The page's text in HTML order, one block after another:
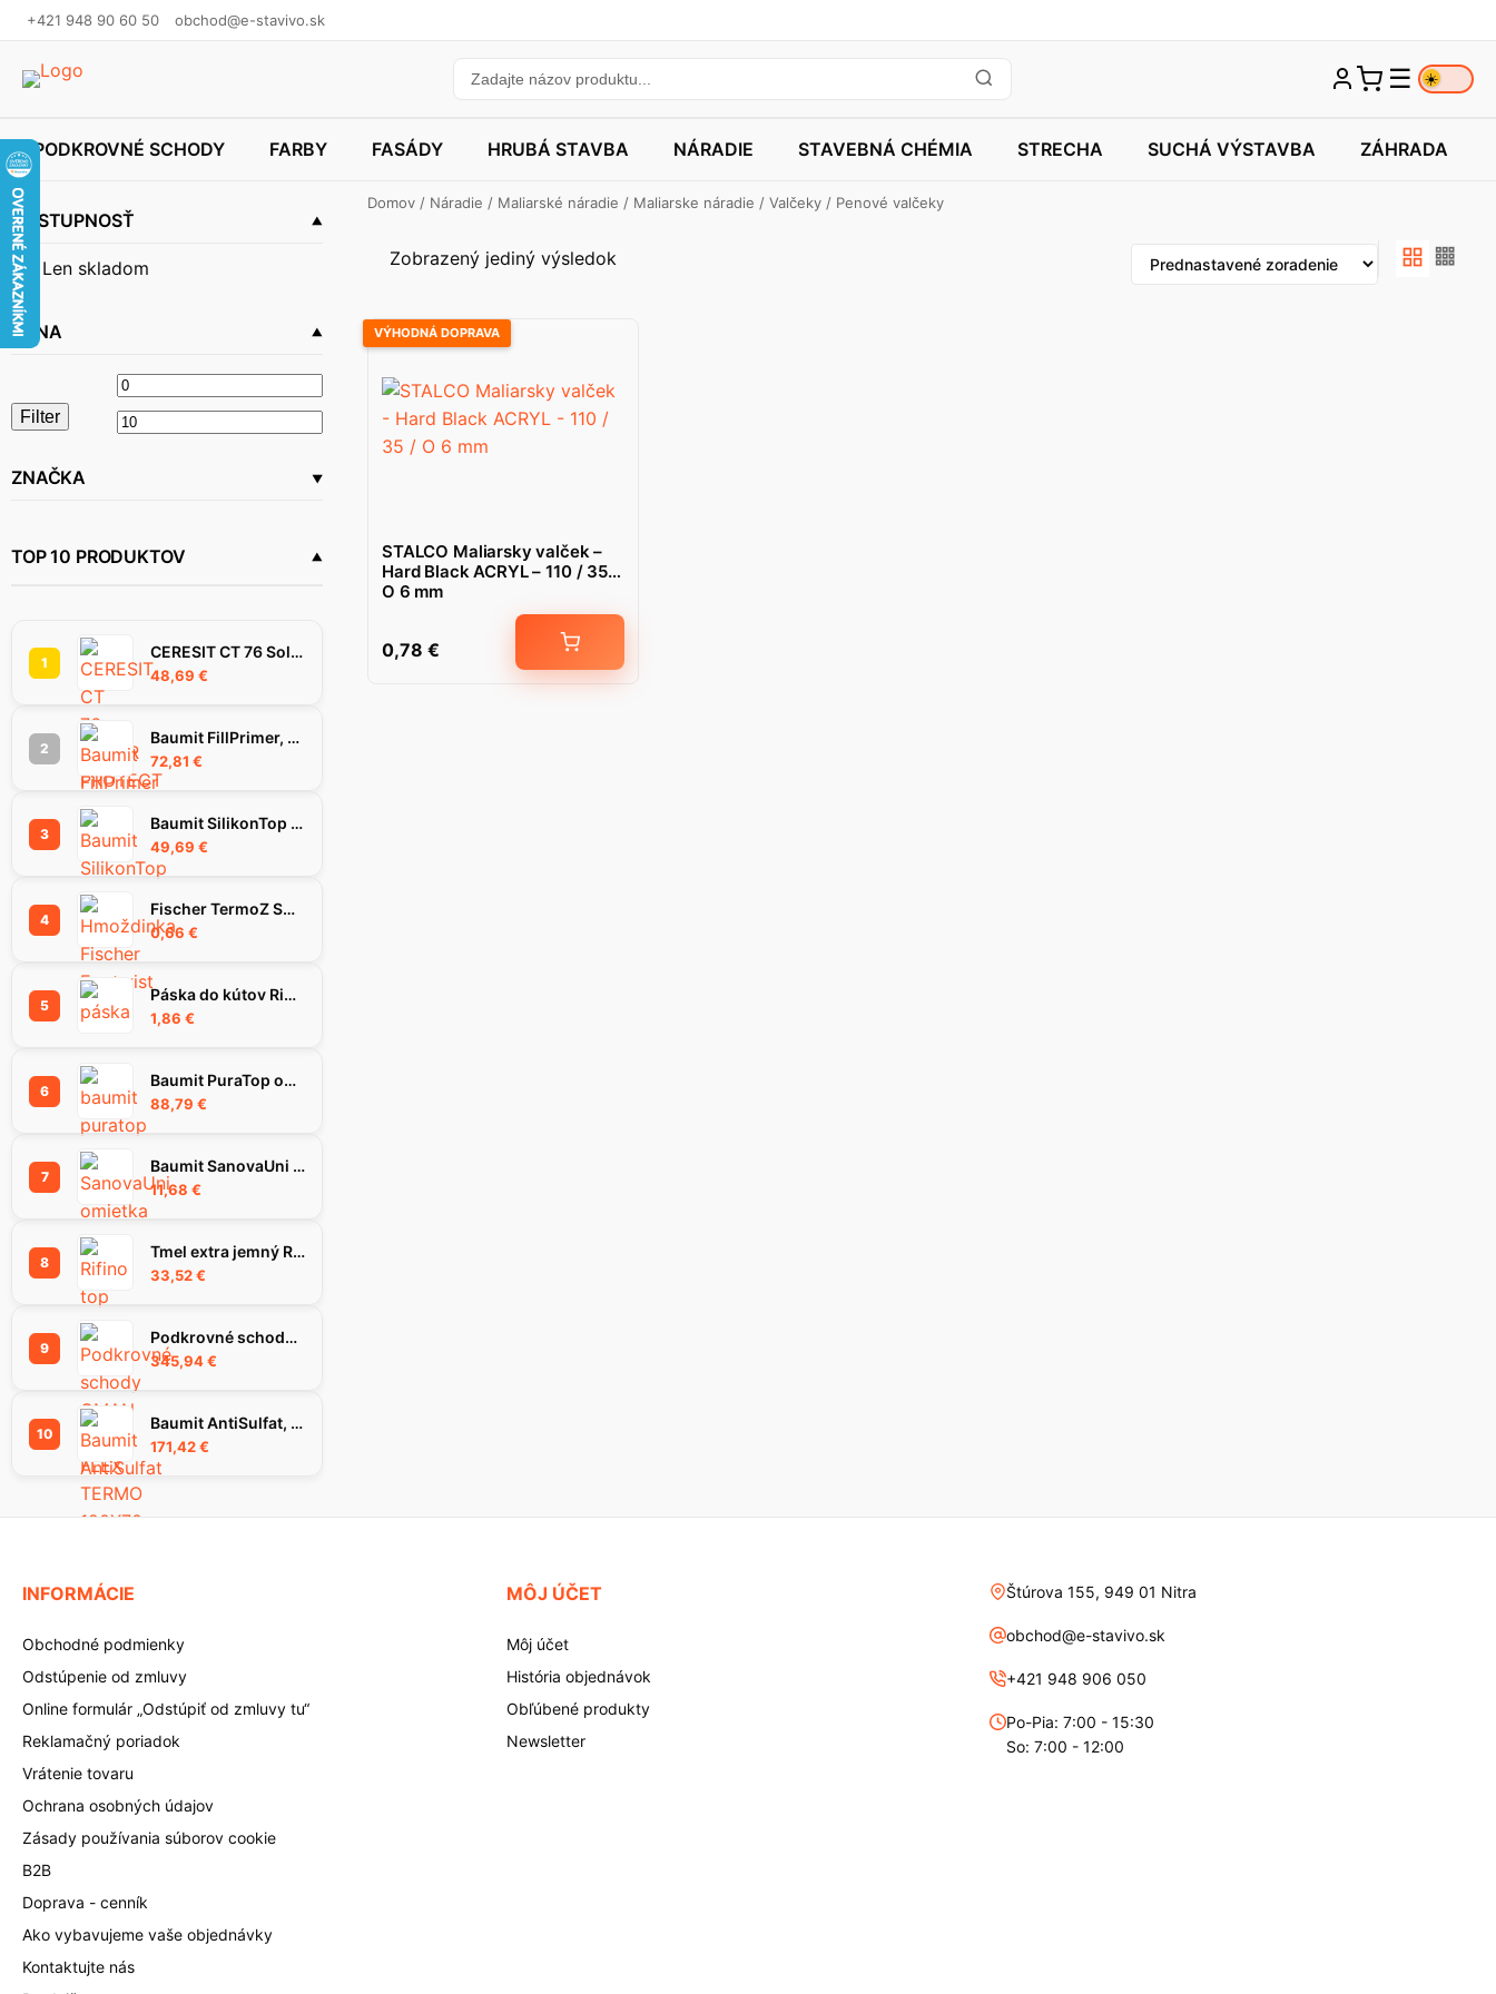
+421 948 90 60 50 obchod@e-stavivo.sk
☰ ☀️
PODKROVNÉ SCHODY FARBY FASÁDY HRUBÁ STAVBA NÁRADIE STAVEBNÁ CHÉMIA STRECHA SUCHÁ VÝSTAVBA ZÁHRADA
DOSTUPNOSŤ
Len skladom
CENA
Minimálna
cena
Maximálna
Filter
ZNAČKA
TOP 10 PRODUKTOV
1
CERESIT CT 76 SolarProtect omietka 1.5 mm 25 kg
48,69 €
2
Baumit FillPrimer, 25Kg
72,81 €
3
Baumit SilikonTop omietka 1.5K, 25 kg
49,69 €
4
Fischer TermoZ SV II Ecotwist 10-30 hmoždinka
0,66 €
5
Páska do kútov Rigips Habito Flex 83 mm
1,86 €
6
Baumit PuraTop omietka 1.5K 25kg
88,79 €
7
Baumit SanovaUni omietka, 25 kg
11,68 €
8
Tmel extra jemný RIFINO TOP, 25 kg
33,52€
9
Podkrovné schody OMAN LONG FLEX TERMO 120X70 H310 FSC TSS30252
345,94€
10
Baumit AntiSulfat, 5 kg
171,42€
Domov / Náradie / Maliarské náradie / Maliarske náradie / Valčeky / Penové valčeky
Zobrazený jediný výsledok
VÝHODNÁ DOPRAVA
STALCO Maliarsky valček –
Hard Black ACRYL – 110 / 35 /
O 6 mm
0,78 €
INFORMÁCIE
Obchodné podmienky
Odstúpenie od zmluvy
Online formulár „Odstúpiť od zmluvy tu“
Reklamačný poriadok
Vrátenie tovaru
Ochrana osobných údajov
Zásady používania súborov cookie
B2B
Doprava - cenník
Ako vybavujeme vaše objednávky
Kontaktujte nás
MÔJ ÚČET
Môj účet
História objednávok
Obľúbené produkty
Newsletter
Štúrova 155, 949 01 Nitra
obchod@e-stavivo.sk
+421 948 906 050
Po-Pia: 7:00 - 15:30
So: 7:00 - 12:00